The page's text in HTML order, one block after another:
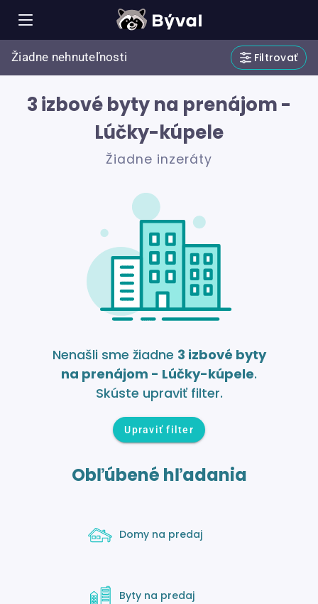
Žiadne nehnuteľnosti Filtrovať
3 izbové byty na prenájom -
Lúčky-kúpele
Žiadne inzeráty
Nenašli sme žiadne 3 izbové byty
na prenájom - Lúčky-kúpele.
Skúste upraviť filter.
Upraviť filter
Obľúbené hľadania
Domy na predaj
Byty na predaj